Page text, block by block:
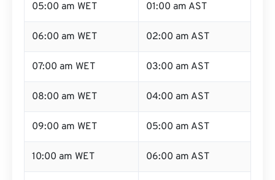
05:00 am WET 01:00 am AST
06:00 am WET 02:00 am AST
07:00 am WET 03:00 am AST
08:00 am WET 04:00 am AST
09:00 am WET 05:00 am AST
10:00 am WET 06:00 am AST